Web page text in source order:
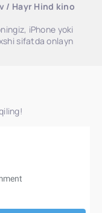
/ Hayr Hind kino
iPhone yoki
sifatda onlayn